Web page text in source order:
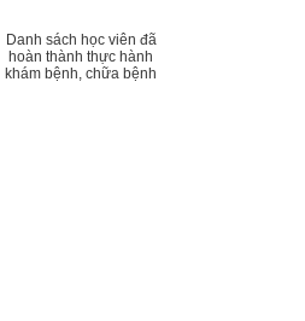
Danh sách học viên đã
hoàn thành thực hành
khám bệnh, chữa bệnh